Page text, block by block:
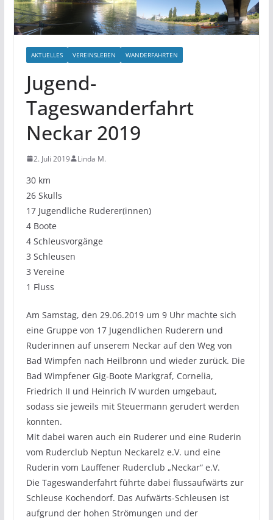
AKTUELLES VEREINSLEBEN WANDERFAHRTEN
Jugend-
Tageswanderfahrt
Neckar 2019
2. Juli 2019 Linda M.
30 km
26 Skulls
17 Jugendliche Ruderer(innen)
4 Boote
4 Schleusvorgänge
3 Schleusen
3 Vereine
1 Fluss
Am Samstag, den 29.06.2019 um 9 Uhr machte sich
eine Gruppe von 17 Jugendlichen Ruderern und
Ruderinnen auf unserem Neckar auf den Weg von
Bad Wimpfen nach Heilbronn und wieder zurück. Die
Bad Wimpfener Gig-Boote Markgraf, Cornelia,
Friedrich II und Heinrich IV wurden umgebaut,
sodass sie jeweils mit Steuermann gerudert werden
konnten.
Mit dabei waren auch ein Ruderer und eine Ruderin
vom Ruderclub Neptun Neckarelz e.V. und eine
Ruderin vom Lauffener Ruderclub „Neckar“ e.V.
Die Tageswanderfahrt führte dabei flussaufwärts zur
Schleuse Kochendorf. Das Aufwärts-Schleusen ist
aufgrund der hohen Strömungen und der